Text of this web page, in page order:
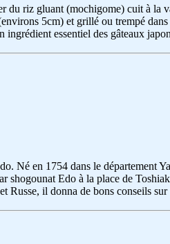
riz gluant (mochigome) cuit à la
5cm) et grillé ou trempé dans
essentiel des gâteaux
Né en 1754 dans le département
shogounat Edo à la place de
il donna de bons conseils